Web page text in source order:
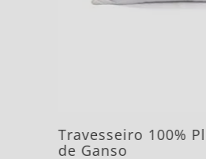
Travesseiro 100%
de Ganso